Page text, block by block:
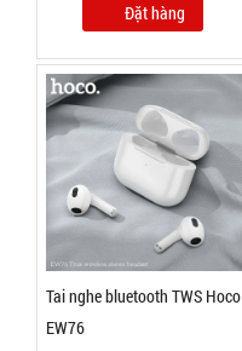
Đặt hàng
Tai nghe bluetooth TWS Hoco
EW76